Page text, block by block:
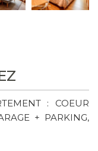
: COEUR
+ PARKING,